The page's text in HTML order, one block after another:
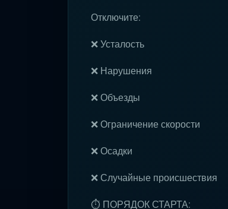
Отключите:
❌ Усталость
❌ Нарушения
❌ Объезды
❌ Ограничение скорости
❌ Осадки
❌ Случайные происшествия
⏱ ПОРЯДОК СТАРТА: